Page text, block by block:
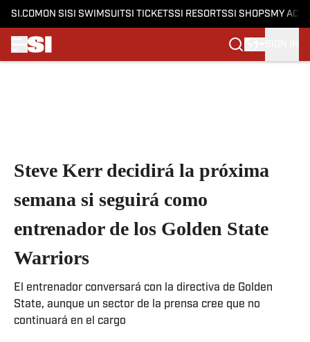
SI.COM ON SI SI SWIMSUITSI TICKETSSI RESORTSSI SHOPS MY
Steve Kerr decidirá la próxima
semana si seguirá como
entrenador de los Golden State
Warriors
El entrenador conversará con la directiva de Golden
State, aunque un sector de la prensa cree que no
continuará en el cargo